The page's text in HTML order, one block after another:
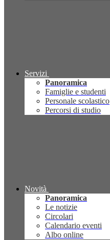
Servizi
Panoramica
Famiglie e studenti
Personale scolastico
Percorsi di studio
Novità
Panoramica
Le notizie
Circolari
Calendario eventi
Albo online